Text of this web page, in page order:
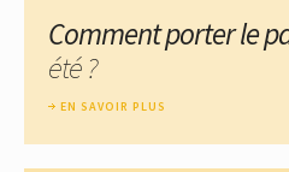
Comment porter le
été ?
EN SAVOIR PLUS